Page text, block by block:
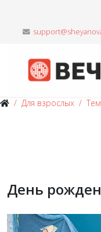
Для взрослых
День